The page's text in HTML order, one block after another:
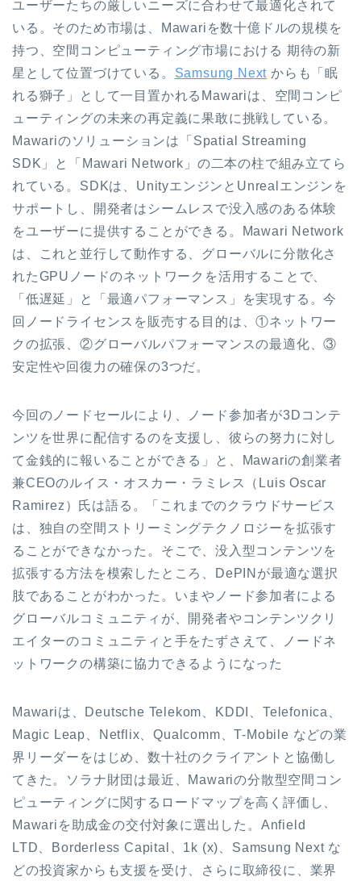
ユーザーたちの厳しいニーズに合わせて最適化されて
いる。そのため市場は、Mawariを数十億ドルの規模を
持つ、空間コンピューティング市場における 期待の新
星として位置づけている。 Samsung Next からも「眠
れる獅子」として一目置かれるMawariは、空間コンピ
ューティングの未来の再定義に果敢に挑戦している。
Mawariのソリューションは「Spatial Streaming
SDK」と「Mawari Network」の二本の柱で組み立てら
れている。SDKは、UnityエンジンとUnrealエンジンを
サポートし、開発者はシームレスで没入感のある体験
をユーザーに提供することができる。Mawari Network
は、これと並行して動作する、グローバルに分散化さ
れたGPUノードのネットワークを活用することで、
「低遅延」と「最適パフォーマンス」を実現する。今
回ノードライセンスを販売する目的は、①ネットワー
クの拡張、②グローバルパフォーマンスの最適化、③
安定性や回復力の確保の3つだ。
今回のノードセールにより、ノード参加者が3Dコンテ
ンツを世界に配信するのを支援し、彼らの努力に対し
て金銭的に報いることができる」と、Mawariの創業者
兼CEOのルイス・オスカー・ラミレス（Luis Oscar
Ramirez）氏は語る。「これまでのクラウドサービス
は、独自の空間ストリーミングテクノロジーを拡張す
ることができなかった。そこで、没入型コンテンツを
拡張する方法を模索したところ、DePINが最適な選択
肢であることがわかった。いまやノード参加者による
グローバルコミュニティが、開発者やコンテンツクリ
エイターのコミュニティと手をたずさえて、ノードネ
ットワークの構築に協力できるようになった
Mawariは、Deutsche Telekom、KDDI、Telefonica、
Magic Leap、Netflix、Qualcomm、T-Mobile などの業
界リーダーをはじめ、数十社のクライアントと協働し
てきた。ソラナ財団は最近、Mawariの分散型空間コン
ピューティングに関するロードマップを高く評価し、
Mawariを助成金の交付対象に選出した。Anfield
LTD、Borderless Capital、1k (x)、Samsung Next な
どの投資家からも支援を受け、さらに取締役に、業界